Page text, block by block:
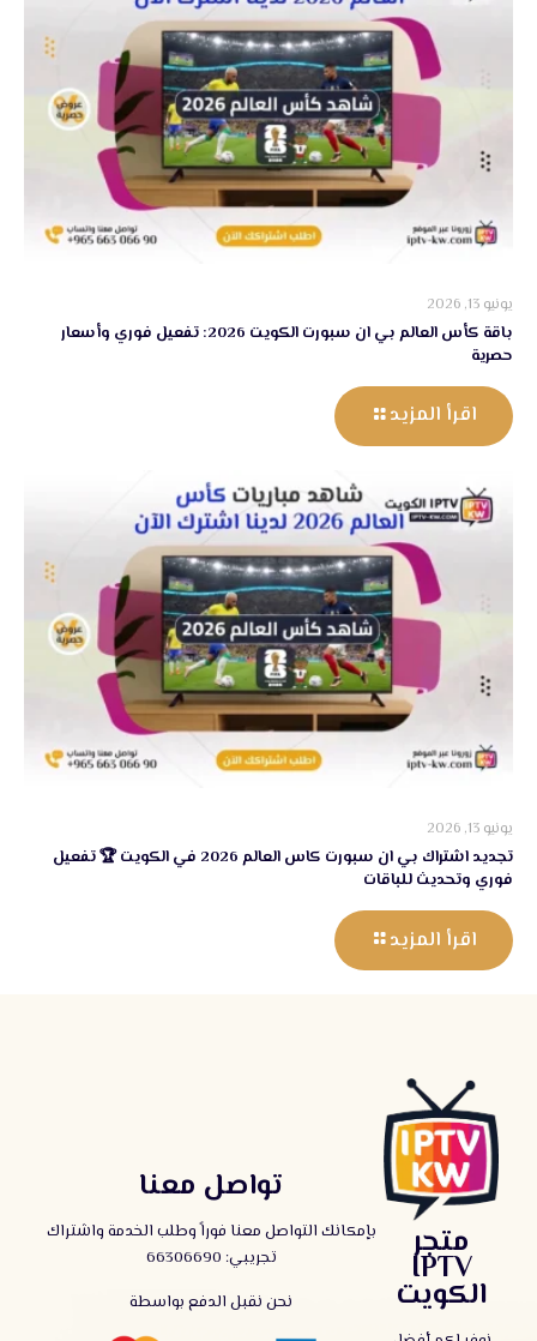
يونيو 13, 2026
باقة كأس العالم بي ان سبورت الكويت 2026: تفعيل فوري وأسعار
حصرية
اقرأ المزيد
يونيو 13, 2026
تجديد اشتراك بي ان سبورت كاس العالم 2026 في الكويت 🏆 تفعيل
فوري وتحديث للباقات
اقرأ المزيد
متجر
IPTV
الكويت
تواصل معنا
بإمكانك التواصل معنا فوراً وطلب الخدمة واشتراك
تجريبي: 66306690
نحن نقبل الدفع بواسطة